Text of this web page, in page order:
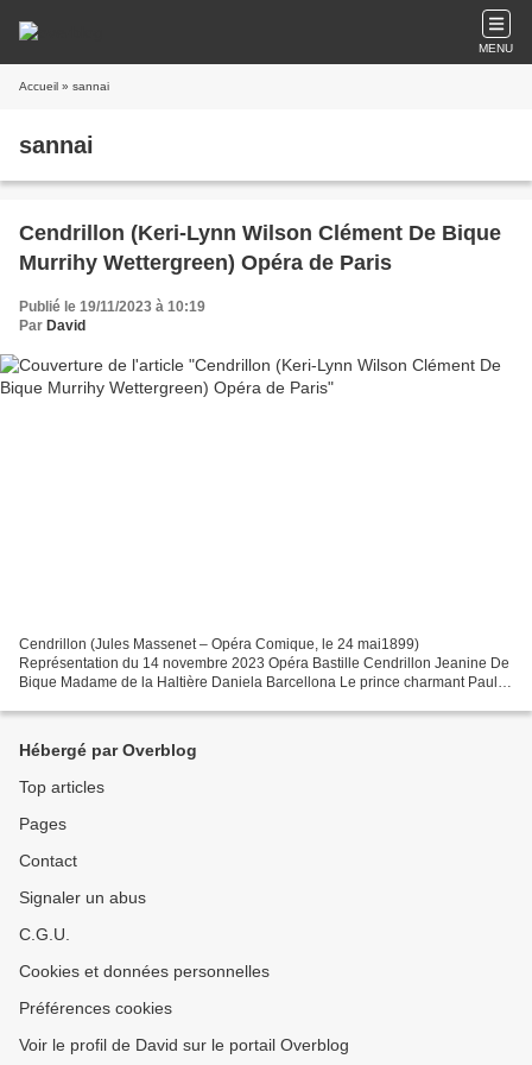
MENU
Accueil » sannai
sannai
Cendrillon (Keri-Lynn Wilson Clément De Bique
Murrihy Wettergreen) Opéra de Paris
Publié le 19/11/2023 à 10:19
Par David
Cendrillon (Jules Massenet – Opéra Comique, le 24 mai1899)
Représentation du 14 novembre 2023 Opéra Bastille Cendrillon Jeanine De
Bique Madame de la Haltière Daniela Barcellona Le prince charmant Paula
Hébergé par Overblog
Top articles
Pages
Contact
Signaler un abus
C.G.U.
Cookies et données personnelles
Préférences cookies
Voir le profil de David sur le portail Overblog